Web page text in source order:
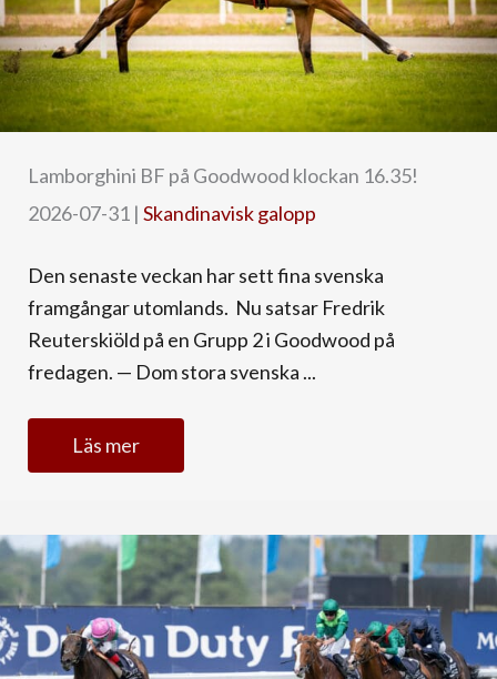
Lamborghini BF på Goodwood klockan 16.35!
2026-07-31 | Skandinavisk galopp
Den senaste veckan har sett fina svenska
framgångar utomlands. Nu satsar Fredrik
Reuterskiöld på en Grupp 2 i Goodwood på
fredagen. — Dom stora svenska ...
Läs mer